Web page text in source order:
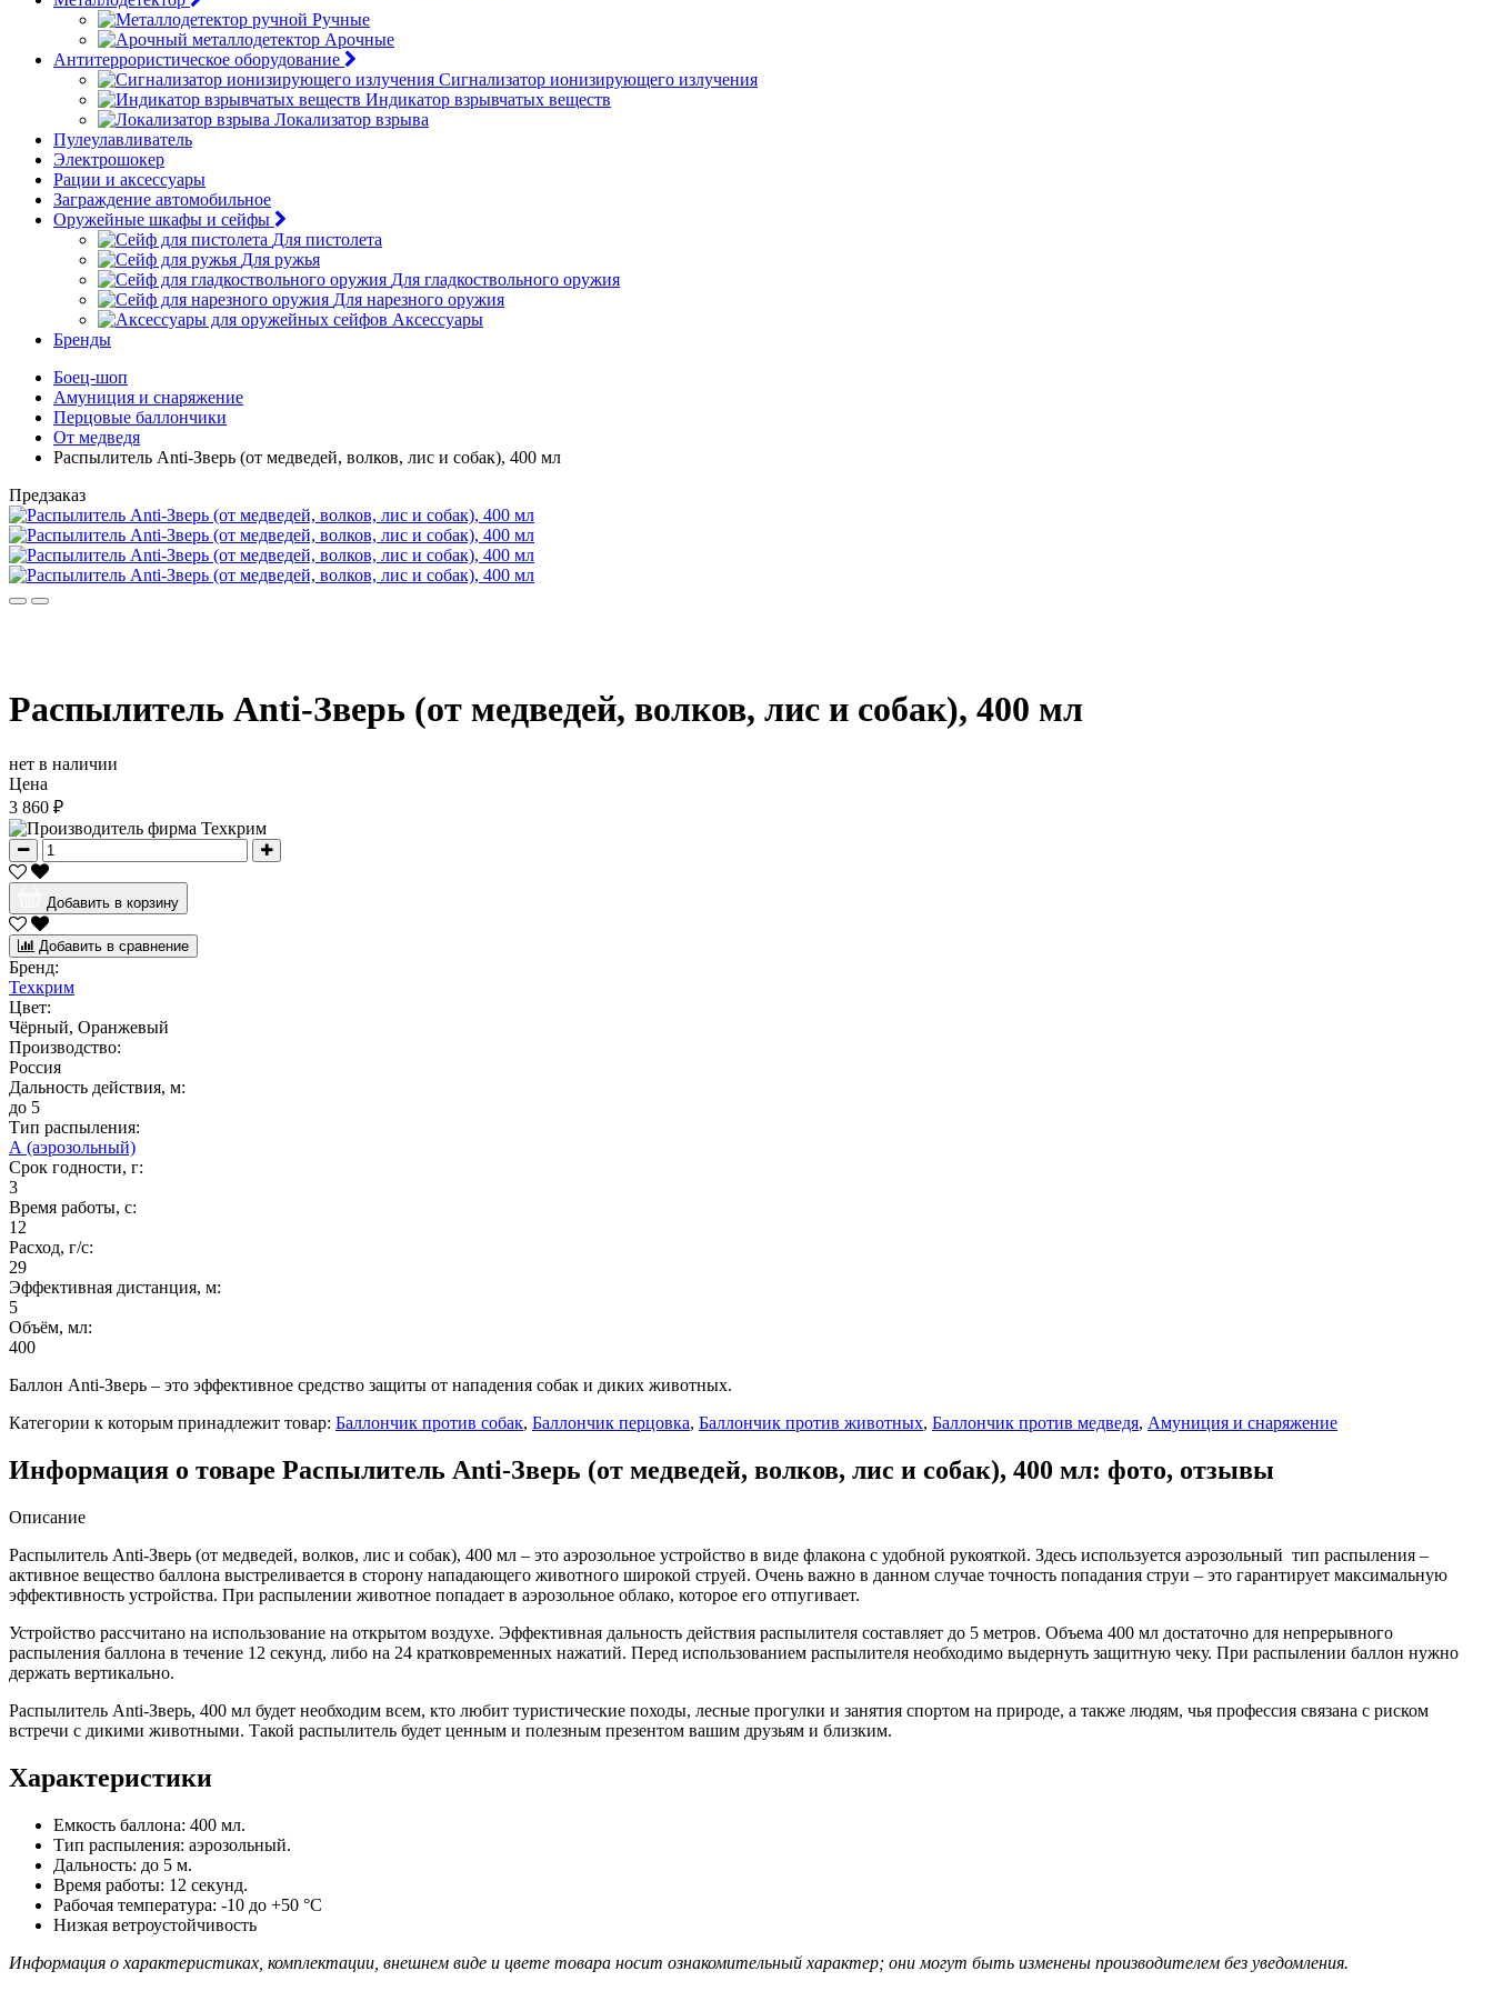
Ручные
Арочные
Антитеррористическое оборудование
Сигнализатор ионизирующего излучения
Индикатор взрывчатых веществ
Локализатор взрыва
Пулеулавливатель
Электрошокер
Рации и аксессуары
Заграждение автомобильное
Оружейные шкафы и сейфы
Для пистолета
Для ружья
Для гладкоствольного оружия
Для нарезного оружия
Аксессуары
Бренды
Боец-шоп
Амуниция и снаряжение
Перцовые баллончики
От медведя
Распылитель Anti-Зверь (от медведей, волков, лис и собак), 400 мл
Предзаказ
Распылитель Anti-Зверь (от медведей, волков, лис и собак), 400 мл
нет в наличии
Цена
3 860 ₽
Добавить в корзину
Добавить в сравнение
Бренд:
Техкрим
Цвет:
Чёрный, Оранжевый
Производство:
Россия
Дальность действия, м:
до 5
Тип распыления:
А (аэрозольный)
Срок годности, г:
3
Время работы, с:
12
Расход, г/с:
29
Эффективная дистанция, м:
5
Объём, мл:
400
Баллон Anti-Зверь – это эффективное средство защиты от нападения собак и диких животных.
Категории к которым принадлежит товар: Баллончик против собак, Баллончик перцовка, Баллончик против животных, Баллончик против медведя, Амуниция и снаряжение
Информация о товаре Распылитель Anti-Зверь (от медведей, волков, лис и собак), 400 мл: фото, отзывы
Описание
Распылитель Anti-Зверь (от медведей, волков, лис и собак), 400 мл – это аэрозольное устройство в виде флакона с удобной рукояткой. Здесь используется аэрозольный тип распыления –
активное вещество баллона выстреливается в сторону нападающего животного широкой струей. Очень важно в данном случае точность попадания струи – это гарантирует максимальную
эффективность устройства. При распылении животное попадает в аэрозольное облако, которое его отпугивает.
Устройство рассчитано на использование на открытом воздухе. Эффективная дальность действия распылителя составляет до 5 метров. Объема 400 мл достаточно для непрерывного
распыления баллона в течение 12 секунд, либо на 24 кратковременных нажатий. Перед использованием распылителя необходимо выдернуть защитную чеку. При распылении баллон нужно
держать вертикально.
Распылитель Anti-Зверь, 400 мл будет необходим всем, кто любит туристические походы, лесные прогулки и занятия спортом на природе, а также людям, чья профессия связана с риском
встречи с дикими животными. Такой распылитель будет ценным и полезным презентом вашим друзьям и близким.
Характеристики
Емкость баллона: 400 мл.
Тип распыления: аэрозольный.
Дальность: до 5 м.
Время работы: 12 секунд.
Рабочая температура: -10 до +50 °C
Низкая ветроустойчивость
Информация о характеристиках, комплектации, внешнем виде и цвете товара носит ознакомительный характер; они могут быть изменены производителем без уведомления.